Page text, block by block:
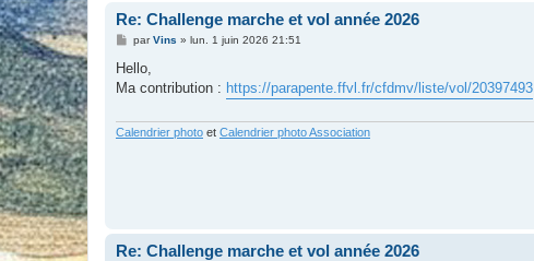
Re: Challenge marche et vol année 2026
M
s
a
parVins » lun. 1 juin 2026 21:51
Hello,
Ma contribution : https://parapente.ffvl.fr/cfdmv/liste/vol/20397493
Calendrier photo et Calendrier photo Association
Re: Challenge marche et vol année 2026